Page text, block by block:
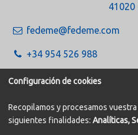
41020
fedeme@fedeme.com
+34 954 526 988
Configuración de cookies
Recopilamos y procesamos
siguientes finalidades: Analíticas,